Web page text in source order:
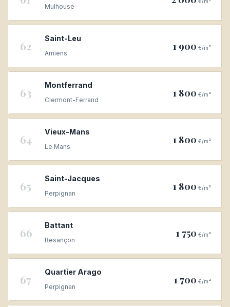
Mulhouse
62
Saint-Leu
Amiens
1 900 €/m²
63
Montferrand
Clermont-Ferrand
1 800 €/m²
64
Vieux-Mans
Le Mans
1 800 €/m²
65
Saint-Jacques
Perpignan
1 800 €/m²
66
Battant
Besançon
1 750 €/m²
67
Quartier Arago
Perpignan
1 700 €/m²